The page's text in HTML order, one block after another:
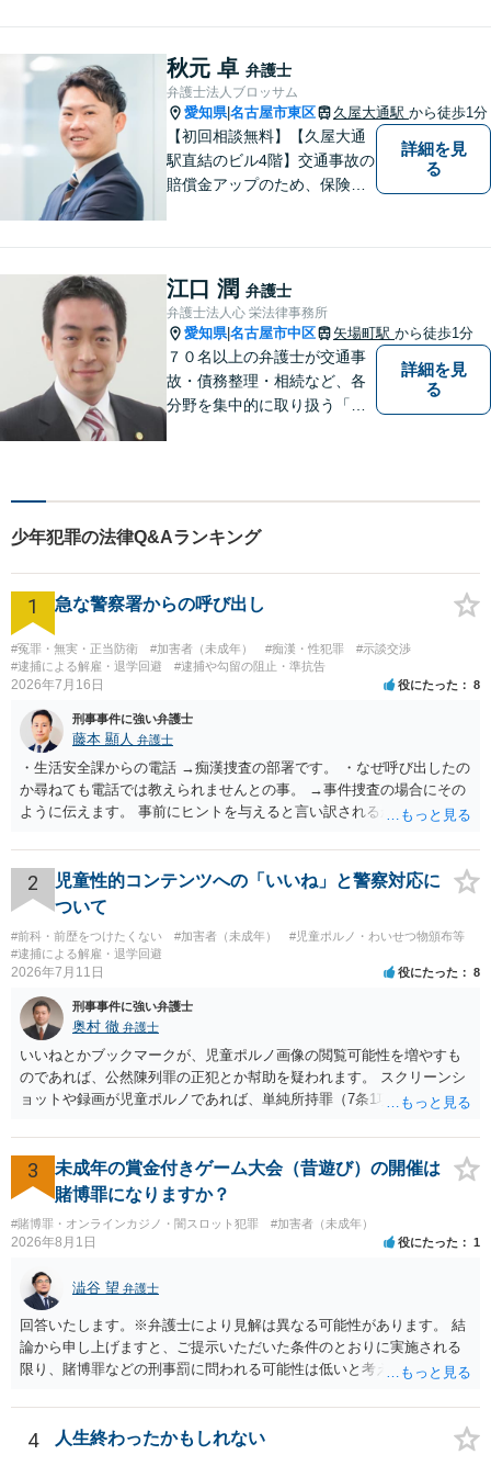
ります。【近隣駐車場あり】
秋元 卓 弁護士
弁護士法人ブロッサム
愛知県|名古屋市東区 久屋大通駅 から徒歩1分
【初回相談無料】【久屋大通
駅直結のビル4階】交通事故の
賠償金アップのため、保険会
営判断ができるよう、法的側
面からバックアップします
【電話相談可】【オンライン
面談対応】
詳細を見
る
江口 潤 弁護士
弁護士法人心 栄法律事務所
愛知県|名古屋市中区 矢場町駅 から徒歩1分
７０名以上の弁護士が交通事
故・債務整理・相続など、各
分野を集中的に取り扱う「分
できるよう努めております。
詳細を見
る
少年犯罪の法律Q&Aランキング
1 急な警察署からの呼び出し
#冤罪・無実・正当防衛 #加害者（未成年） #痴漢・性犯罪
#示談交渉
#逮捕による解雇・退学回避
#逮捕や勾留の阻止・準抗告
2026年7月16日 役にたった 8
刑事事件に強い弁護士
藤本 顯人 弁護士
・生活安全課からの電話 →痴漢捜査の部署です。 ・なぜ呼び出したの
か尋ねても電話では教えられませんとの事。 →事件捜査の場合にその
ように伝えます。 事前にヒントを与えると言い訳されるからです。 ・
たり →やはり痴漢として疑われているのでは。 そもそも痴漢をやって
ないのであれば、何も疑われる筋合いは無いわけですし狼狽える必要
はないですね。
2
児童性的コンテンツへの「いいね」と警察対応に
ついて
#前科・前歴をつけたくない #加害者（未成年）
#児童ポルノ・わいせつ物頒布等
#逮捕による解雇・退学回避
2026年7月11日 役にたった 8
刑事事件に強い弁護士
奥村 徹 弁護士
いいねとかブックマークが、児童ポルノ画像の閲覧可能性を増やすも
のであれば、公然陳列罪の正犯とか幇助を疑われます。 スクリーンシ
ョットや録画が児童ポルノであれば、単純所持罪（7条1項）になりま
ポルノ画像の陳列者の関連先として、任意で取調を受けた人はいま
す。 snsのサーバー凍結の具体的理由はわかりませんが、児童ポルノ
であれば、日本警察に連絡されて、日本の刑罰法規に触れる点があれ
ば、捜査を受けることがあります。
3
未成年の賞金付きゲーム大会（昔遊び）の開催は
賭博罪になりますか？
#賭博罪・オンラインカジノ・闇スロット犯罪 #加害者（未成年）
2026年8月1日 役にたった 1
澁谷 望 弁護士
回答いたします。※弁護士により見解は異なる可能性があります。 結
論から申し上げますと、ご提示いただいた条件のとおりに実施される
限り、賭博罪などの刑事罰に問われる可能性は低いと考えられます
答】 賭博罪は、参加者が互いに財物を賭けてその得喪を争う場合に成
立します。 質問者様がご自身のポケットマネーから懸賞として賞金を
出し、参加者からの参加費が全額会場レンタル費用に充てられて賞金
4 人生終わったかもしれない